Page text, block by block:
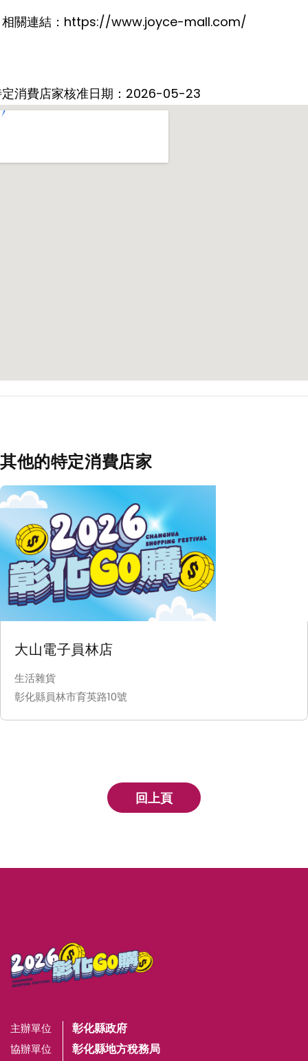
相關連結：https://www.joyce-mall.com/
消費店家核准日期：2026-05-23
其他的特定消費店家
大山電子員林店
生活雜貨
彰化縣員林市育英路10號
回上頁
主辦單位 彰化縣政府
協辦單位 彰化縣地方稅務局